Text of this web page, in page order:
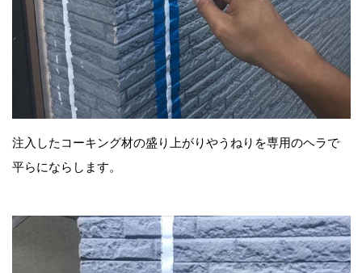
注入したコーキング材の盛り上がりやうねりを専用のヘラで
平らにならします。